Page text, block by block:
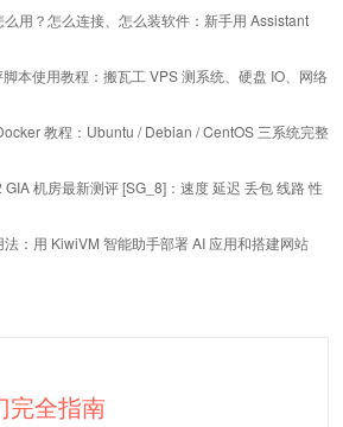
用？怎么连接、怎么装软件：新手用 Assistant
本使用教程：搬瓦工 VPS 测系统、硬盘 IO、网络
教程：Ubuntu / Debian / CentOS 三系统完整
机房最新测评 [SG_8]：速度 延迟 丢包 线路 性
：用 KiwiVM 智能助手部署 AI 应用和搭建网站
完全指南